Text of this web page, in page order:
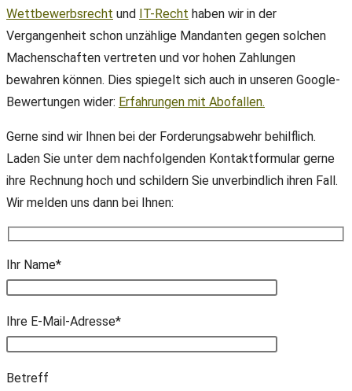
Wettbewerbsrecht und IT-Recht haben wir in der
Vergangenheit schon unzählige Mandanten gegen solchen
Machenschaften vertreten und vor hohen Zahlungen
bewahren können. Dies spiegelt sich auch in unseren Google-
Bewertungen wider: Erfahrungen mit Abofallen.
Gerne sind wir Ihnen bei der Forderungsabwehr behilflich.
Laden Sie unter dem nachfolgenden Kontaktformular gerne
ihre Rechnung hoch und schildern Sie unverbindlich ihren Fall.
Wir melden uns dann bei Ihnen:
Ihr Name*
Ihre E-Mail-Adresse*
Bitte lasse dieses Feld leer.
Betreff